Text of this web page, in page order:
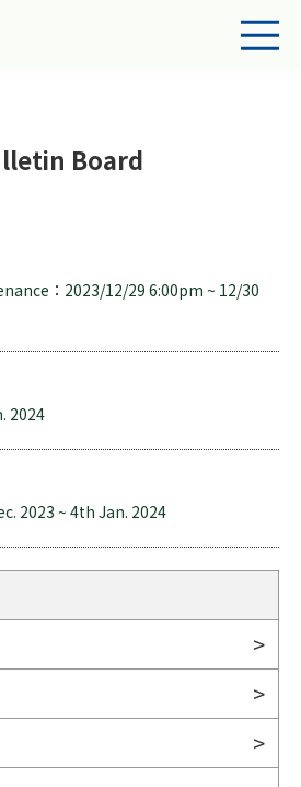
Board
：2023/12/29 6:00pm ~ 12/30
2024
2023 ~ 4th Jan. 2024